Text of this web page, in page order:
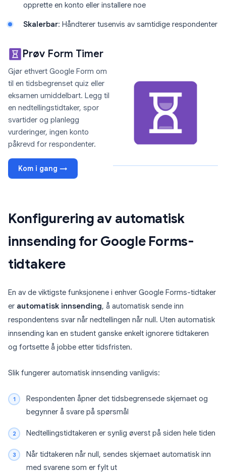
opprette en konto eller installere noe
Skalerbar: Håndterer tusenvis av samtidige respondenter
Prøv Form Timer
Gjør ethvert Google Form om
til en tidsbegrenset quiz eller
eksamen umiddelbart. Legg til
en nedtellingstidtaker, spor
svartider og planlegg
vurderinger, ingen konto
påkrevd for respondenter.
Kom i gang →
Konfigurering av automatisk
innsending for Google Forms-
tidtakere
En av de viktigste funksjonene i enhver Google Forms-tidtaker
er automatisk innsending, å automatisk sende inn
respondentens svar når nedtellingen når null. Uten automatisk
innsending kan en student ganske enkelt ignorere tidtakeren
og fortsette å jobbe etter tidsfristen.
Slik fungerer automatisk innsending vanligvis:
Respondenten åpner det tidsbegrensede skjemaet og
begynner å svare på spørsmål
Nedtellingstidtakeren er synlig øverst på siden hele tiden
Når tidtakeren når null, sendes skjemaet automatisk inn
med svarene som er fylt ut